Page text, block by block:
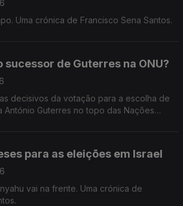
Uma crónica de Francisco Sena Santos.
sucessor de Guterres na ONU?
decisivos da votação para a escolha de
António Guterres no topo das Nações
para as eleições em Israel
vai na frente. Uma crónica de